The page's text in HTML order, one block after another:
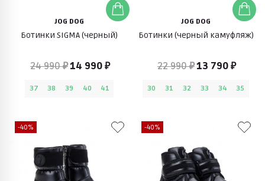
JOG DOG
Ботинки SIGMA (черный)
24 990 ₽14 990 ₽
37 38 39 40 41
JOG DOG
Ботинки (черный камуфляж)
22 990 ₽13 790 ₽
30 31 32 33 34 35
-40% -40%